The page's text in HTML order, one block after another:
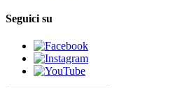
Seguici su